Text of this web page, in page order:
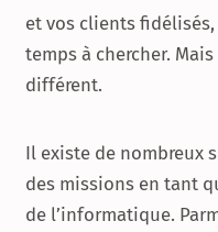
et vos clients
temps à chercher.
différent.
Il existe de nombreux
des missions en tant
de l’informatique.